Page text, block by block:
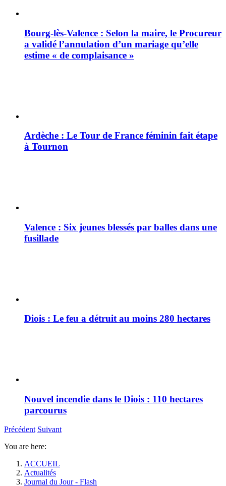
Bourg-lès-Valence : Selon la maire, le Procureur
a validé l’annulation d’un mariage qu’elle
estime « de complaisance »
Ardèche : Le Tour de France féminin fait étape
à Tournon
Valence : Six jeunes blessés par balles dans une
fusillade
Diois : Le feu a détruit au moins 280 hectares
Nouvel incendie dans le Diois : 110 hectares
parcourus
Précédent Suivant
You are here:
ACCUEIL
Actualités
Journal du Jour - Flash